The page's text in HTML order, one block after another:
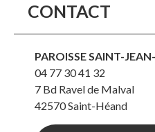
CONTACT
PAROISSE SAINT-
04 77 30 41 32
7 Bd Ravel de Malval
42570Saint-Héand